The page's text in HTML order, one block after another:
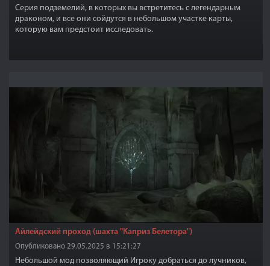
Серия подземелий, в которых вы встретитесь с легендарным
драконом, и все они сойдутся в небольшом участке карты,
которую вам предстоит исследовать.
Айлейдский проход (шахта "Каприз Белетора")
Опубликовано 29.05.2025 в 15:21:27
Небольшой мод позволяющий Игроку добраться до лучников,